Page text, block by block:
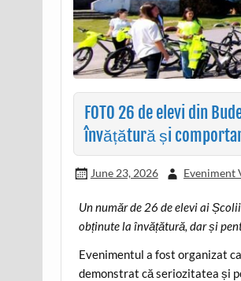
FOTO 26 de elevi din
învățătură și
June 23, 2026 Eveniment
Un număr de 26 de elevi ai
obținute la învățătură, dar și
Evenimentul a fost organizat
demonstrat că seriozitatea și